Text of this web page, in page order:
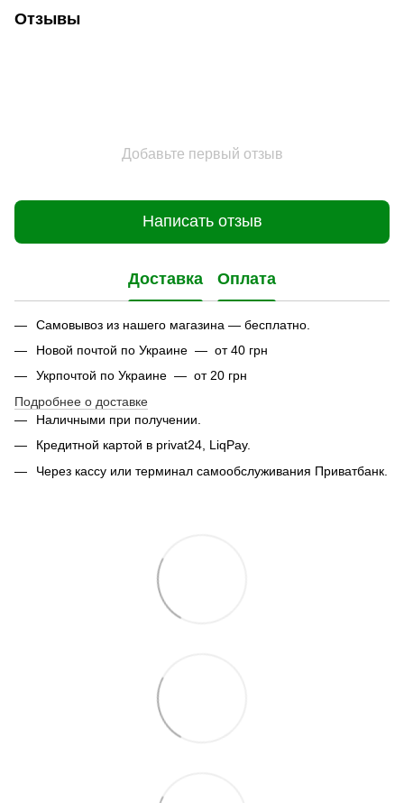
Отзывы
Добавьте первый отзыв
Написать отзыв
Доставка Оплата
Самовывоз из нашего магазина — бесплатно.
Новой почтой по Украине — от 40 грн
Укрпочтой по Украине — от 20 грн
Подробнее о доставке
Наличными при получении.
Кредитной картой в privat24, LiqPay.
Через кассу или терминал самообслуживания Приватбанк.